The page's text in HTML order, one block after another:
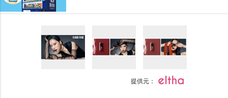
提供元：